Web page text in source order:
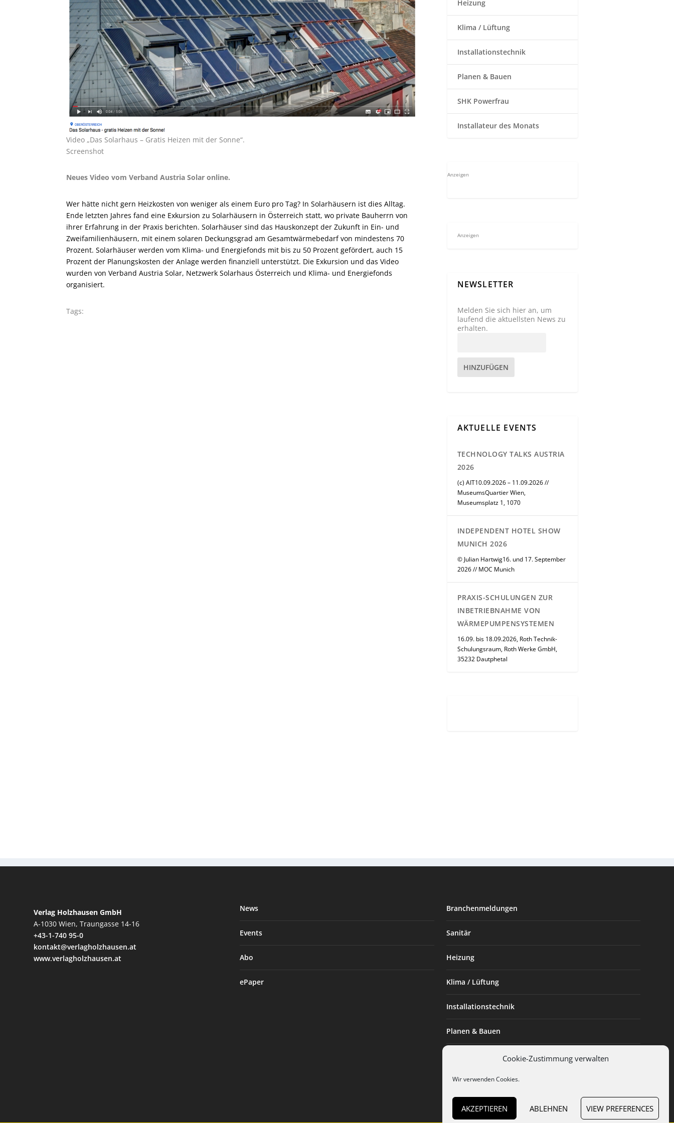
Cookie-Zustimmung verwalten
Wir verwenden Cookies.
AKZEPTIEREN ABLEHNEN VIEW PREFERENCES
Video „Das Solarhaus – Gratis Heizen mit der Sonne“.
Screenshot
Neues Video vom Verband Austria Solar online.
Wer hätte nicht gern Heizkosten von weniger als einem Euro pro Tag? In Solarhäusern ist dies Alltag.
Ende letzten Jahres fand eine Exkursion zu Solarhäusern in Österreich statt, wo private Bauherrn von
ihrer Erfahrung in der Praxis berichten. Solarhäuser sind das Hauskonzept der Zukunft in Ein- und
Zweifamilienhäusern, mit einem solaren Deckungsgrad am Gesamtwärmebedarf von mindestens 70
Prozent. Solarhäuser werden vom Klima- und Energiefonds mit bis zu 50 Prozent gefördert, auch 15
Prozent der Planungskosten der Anlage werden finanziell unterstützt. Die Exkursion und das Video
wurden von Verband Austria Solar, Netzwerk Solarhaus Österreich und Klima- und Energiefonds
organisiert.
Tags:
Heizung
Klima / Lüftung
Installationstechnik
Planen & Bauen
SHK Powerfrau
Installateur des Monats
Anzeigen
Anzeigen
NEWSLETTER
Melden Sie sich hier an, um
laufend die aktuellsten News zu
erhalten.
HINZUFÜGEN
AKTUELLE EVENTS
TECHNOLOGY TALKS AUSTRIA
2026
(c) AIT10.09.2026 – 11.09.2026 //
MuseumsQuartier Wien,
Museumsplatz 1, 1070
INDEPENDENT HOTEL SHOW
MUNICH 2026
© Julian Hartwig16. und 17. September
2026 // MOC Munich
PRAXIS-SCHULUNGEN ZUR
INBETRIEBNAHME VON
WÄRMEPUMPENSYSTEMEN
16.09. bis 18.09.2026, Roth Technik-
Schulungsraum, Roth Werke GmbH,
35232 Dautphetal
Verlag Holzhausen GmbH
A-1030 Wien, Traungasse 14-16
+43-1-740 95-0
kontakt@verlagholzhausen.at
www.verlagholzhausen.at
News
Events
Abo
ePaper
Branchenmeldungen
Sanitär
Heizung
Klima / Lüftung
Installationstechnik
Planen & Bauen
Installateur des Monats